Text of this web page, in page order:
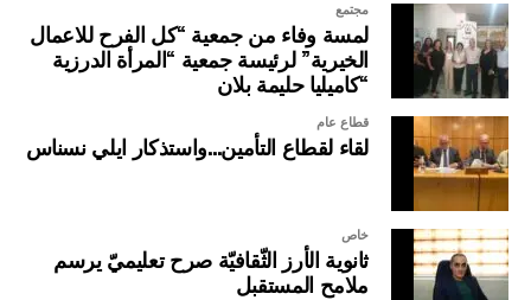
مجتمع
لمسة وفاء من جمعية “كل الفرح للاعمال
الخيرية” لرئيسة جمعية “المرأة الدرزية
“كاميليا حليمة بلان
قطاع عام
لقاء لقطاع التأمين…واستذكار ايلي نسناس
خاص
ثانوية الأرز الثّقافيّة صرح تعليميّ يرسم
ملامح المستقبل